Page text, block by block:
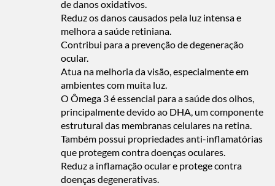
de danos oxidativos.
Reduz os danos causados pela luz intensa e
melhora a saúde retiniana.
Contribui para a prevenção de degeneração
ocular.
Atua na melhoria da visão, especialmente em
ambientes com muita luz.
O Ômega 3 é essencial para a saúde dos olhos,
principalmente devido ao DHA, um componente
estrutural das membranas celulares na retina.
Também possui propriedades anti-inflamatórias
que protegem contra doenças oculares.
Reduz a inflamação ocular e protege contra
doenças degenerativas.